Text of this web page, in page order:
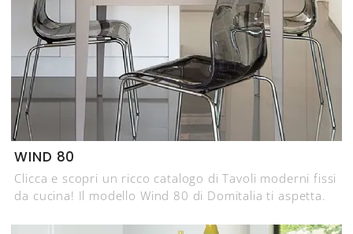
WIND 80
Clicca e scopri un ricco catalogo di Tavoli moderni fissi
da cucina! Il modello Wind 80 di Domitalia ti aspetta.